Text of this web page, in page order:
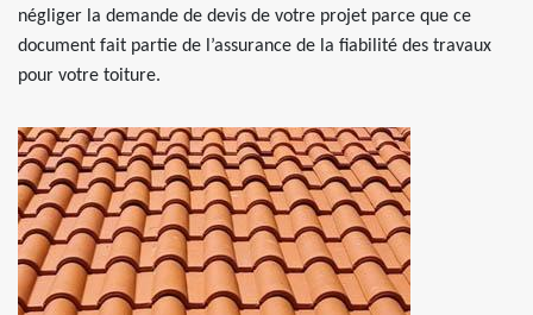
négliger la demande de devis de votre projet parce que ce
document fait partie de l’assurance de la fiabilité des travaux
pour votre toiture.